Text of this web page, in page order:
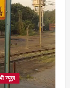
न्यूज़